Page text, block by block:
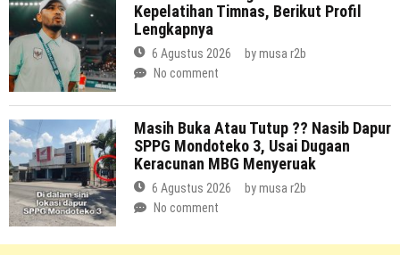
Kepelatihan Timnas, Berikut Profil
Lengkapnya
6 Agustus 2026 bymusa r2b
No comment
Masih Buka Atau Tutup ?? Nasib Dapur
SPPG Mondoteko 3, Usai Dugaan
Keracunan MBG Menyeruak
6 Agustus 2026 bymusa r2b
No comment